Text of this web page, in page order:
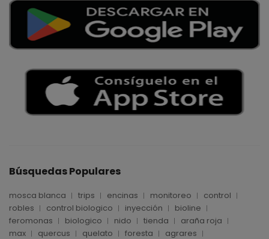
Búsquedas Populares
mosca blanca trips encinas monitoreo
control
robles
control biologico inyección
bioline
feromonas
biologico nido tienda
araña roja
max
quercus quelato foresta agrares